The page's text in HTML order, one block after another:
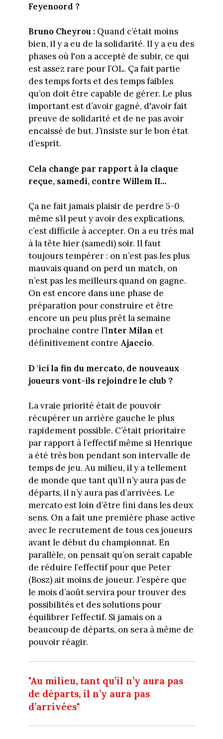
Feyenoord ?
Bruno Cheyrou : Quand c’était moins
bien, il y a eu de la solidarité. Il y a eu des
phases où l'on a accepté de subir, ce qui
est assez rare pour l’OL. Ça fait partie
des temps forts et des temps faibles
qu’on doit être capable de gérer. Le plus
important est d’avoir gagné, d'avoir fait
preuve de solidarité et de ne pas avoir
encaissé de but. J’insiste sur le bon état
d’esprit.
Cela change par rapport à la claque
reçue, samedi, contre Willem II...
Ça ne fait jamais plaisir de perdre 5-0
même s’il peut y avoir des explications,
c’est difficile à accepter. On a eu très mal
à la tête hier (samedi) soir. Il faut
toujours tempérer : on n’est pas les plus
mauvais quand on perd un match, on
n’est pas les meilleurs quand on gagne.
On est encore dans une phase de
préparation pour construire et être
encore un peu plus prêt la semaine
prochaine contre l’Inter Milanet
définitivement contre Ajaccio.
D 'ici la fin du mercato, de nouveaux
joueurs vont-ils rejoindre le club ?
La vraie priorité était de pouvoir
récupérer un arrière gauche le plus
rapidement possible. C’était prioritaire
par rapport à l’effectif même si Henrique
a été très bon pendant son intervalle de
temps de jeu. Au milieu, il y a tellement
de monde que tant qu’il n’y aura pas de
départs, il n’y aura pas d’arrivées. Le
mercato est loin d’être fini dans les deux
sens. On a fait une première phase active
avec le recrutement de tous ces joueurs
avant le début du championnat. En
parallèle, on pensait qu’on serait capable
de réduire l’effectif pour que Peter
(Bosz) ait moins de joueur. J’espère que
le mois d’août servira pour trouver des
possibilités et des solutions pour
équilibrer l’effectif. Si jamais on a
beaucoup de départs, on sera à même de
pouvoir réagir.
"Au milieu, tant qu’il n’y aura pas
de départs, il n’y aura pas
d’arrivées"